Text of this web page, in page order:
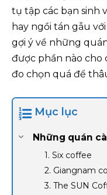
tụ tập các bạn sinh
hay ngồi tán gẫu
gợi ý về những
được phần nào
đo chọn quá để
Mục lục
Những quán
1. Six coffee
2. Giangnam
3. The SUN